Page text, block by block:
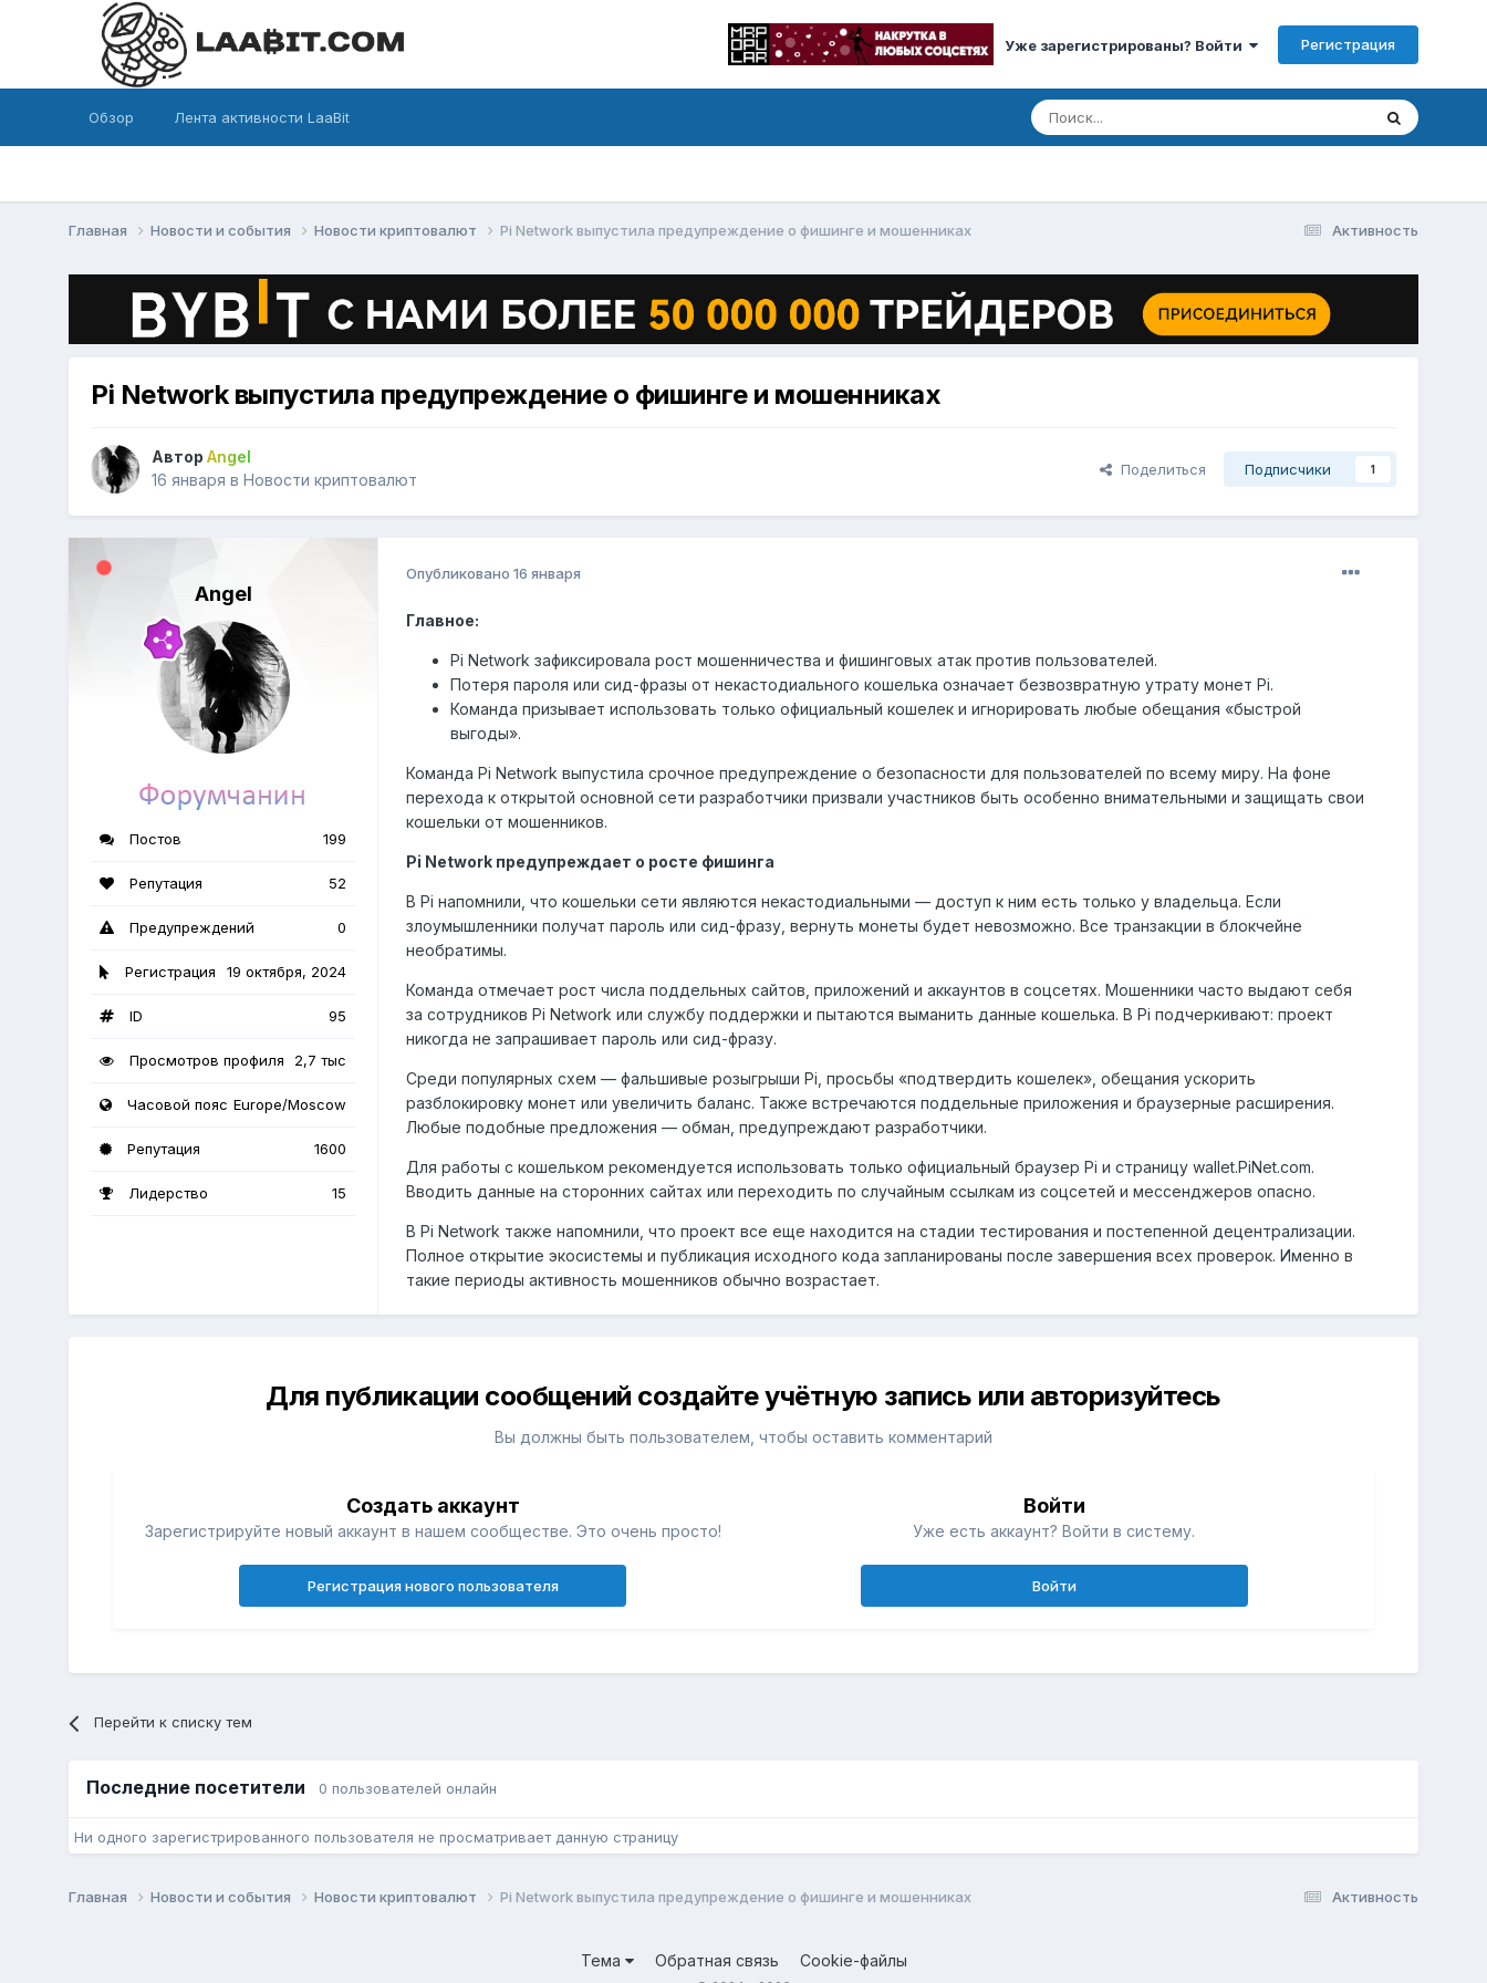
Уже зарегистрированы? Войти Регистрация
Обзор Лента активности LaaBit
Активность
Главная Новости и события Новости криптовалют Pi Network выпустила предупреждение о фишинге и мошенниках
Pi Network выпустила предупреждение о фишинге и мошенниках
АвторAngel
16 января вНовости криптовалют
Поделиться Подписчики 1
Angel
Постов 199
Репутация 52
Предупреждений 0
Регистрация 19 октября, 2024
ID 95
Просмотров профиля 2,7 тыс
Часовой пояс Europe/Moscow
Репутация 1600
Лидерство 15
Опубликовано16 января
Главное:
Pi Network зафиксировала рост мошенничества и фишинговых атак против пользователей.
Потеря пароля или сид-фразы от некастодиального кошелька означает безвозвратную утрату монет Pi.
Команда призывает использовать только официальный кошелек и игнорировать любые обещания «быстрой
выгоды».
Команда Pi Network выпустила срочное предупреждение о безопасности для пользователей по всему миру. На фоне
перехода к открытой основной сети разработчики призвали участников быть особенно внимательными и защищать свои
кошельки от мошенников.
Pi Network предупреждает о росте фишинга
В Pi напомнили, что кошельки сети являются некастодиальными — доступ к ним есть только у владельца. Если
злоумышленники получат пароль или сид-фразу, вернуть монеты будет невозможно. Все транзакции в блокчейне
необратимы.
Команда отмечает рост числа поддельных сайтов, приложений и аккаунтов в соцсетях. Мошенники часто выдают себя
за сотрудников Pi Network или службу поддержки и пытаются выманить данные кошелька. В Pi подчеркивают: проект
никогда не запрашивает пароль или сид-фразу.
Среди популярных схем — фальшивые розыгрыши Pi, просьбы «подтвердить кошелек», обещания ускорить
разблокировку монет или увеличить баланс. Также встречаются поддельные приложения и браузерные расширения.
Любые подобные предложения — обман, предупреждают разработчики.
Для работы с кошельком рекомендуется использовать только официальный браузер Pi и страницу wallet.PiNet.com.
Вводить данные на сторонних сайтах или переходить по случайным ссылкам из соцсетей и мессенджеров опасно.
В Pi Network также напомнили, что проект все еще находится на стадии тестирования и постепенной децентрализации.
Полное открытие экосистемы и публикация исходного кода запланированы после завершения всех проверок. Именно в
такие периоды активность мошенников обычно возрастает.
Для публикации сообщений создайте учётную запись или авторизуйтесь
Вы должны быть пользователем, чтобы оставить комментарий
Создать аккаунт
Зарегистрируйте новый аккаунт в нашем сообществе. Это очень просто!
Регистрация нового пользователя
Войти
Уже есть аккаунт? Войти в систему.
Войти
Перейти к списку тем
Последние посетители 0 пользователей онлайн
Ни одного зарегистрированного пользователя не просматривает данную страницу
Активность
Главная Новости и события Новости криптовалют Pi Network выпустила предупреждение о фишинге и мошенниках
Тема Обратная связь Cookie-файлы